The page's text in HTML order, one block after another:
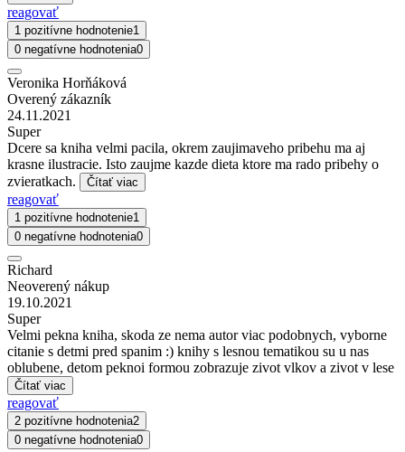
reagovať
1 pozitívne hodnotenie1
0 negatívne hodnotenia0
Veronika Horňáková
Overený zákazník
24.11.2021
Super
Dcere sa kniha velmi pacila, okrem zaujimaveho pribehu ma aj
krasne ilustracie. Isto zaujme kazde dieta ktore ma rado pribehy o
zvieratkach.
Čítať viac
reagovať
1 pozitívne hodnotenie1
0 negatívne hodnotenia0
Richard
Neoverený nákup
19.10.2021
Super
Velmi pekna kniha, skoda ze nema autor viac podobnych, vyborne
citanie s detmi pred spanim :) knihy s lesnou tematikou su u nas
oblubene, detom peknoi formou zobrazuje zivot vlkov a zivot v lese
Čítať viac
reagovať
2 pozitívne hodnotenia2
0 negatívne hodnotenia0